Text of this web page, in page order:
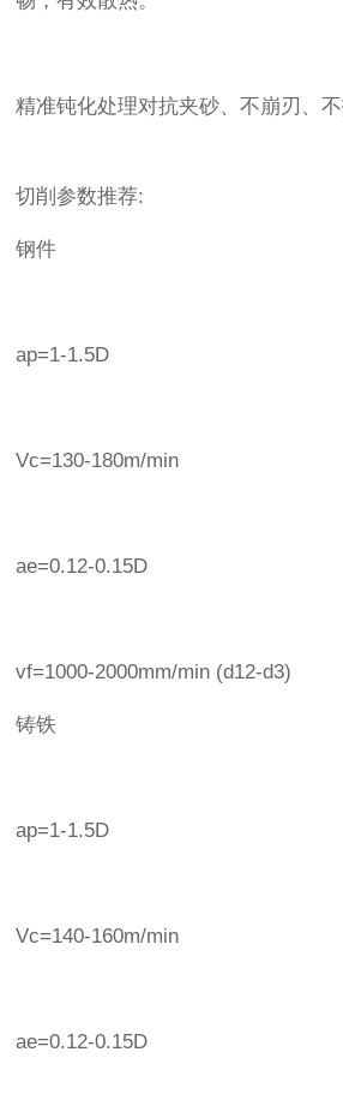
精准钝化处理对抗夹砂、不崩刃、不
切削参数推荐:
钢件
ap=1-1.5D
Vc=130-180m/min
ae=0.12-0.15D
vf=1000-2000mm/min (d12-d3)
铸铁
ap=1-1.5D
Vc=140-160m/min
ae=0.12-0.15D